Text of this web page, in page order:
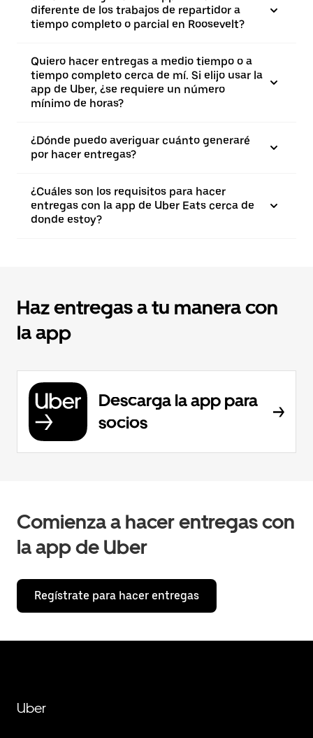
diferente de los trabajos de repartidor a
tiempo completo o parcial en Roosevelt?
Quiero hacer entregas a medio tiempo o a
tiempo completo cerca de mí. Si elijo usar la
app de Uber, ¿se requiere un número
mínimo de horas?
¿Dónde puedo averiguar cuánto generaré
por hacer entregas?
¿Cuáles son los requisitos para hacer
entregas con la app de Uber Eats cerca de
donde estoy?
Haz entregas a tu manera con
la app
Descarga la app para
socios
Comienza a hacer entregas con
la app de Uber
Regístrate para hacer entregas
Uber